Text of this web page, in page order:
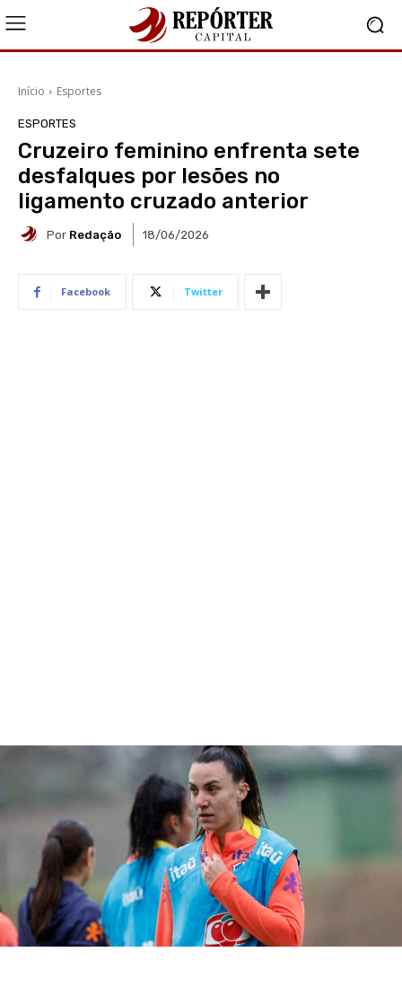
Início Esportes
ESPORTES
Cruzeiro feminino enfrenta sete
desfalques por lesões no
ligamento cruzado anterior
Por Redação 18/06/2026
Facebook Twitter